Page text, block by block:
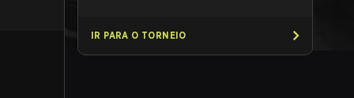
IR PARA O TORNEIO